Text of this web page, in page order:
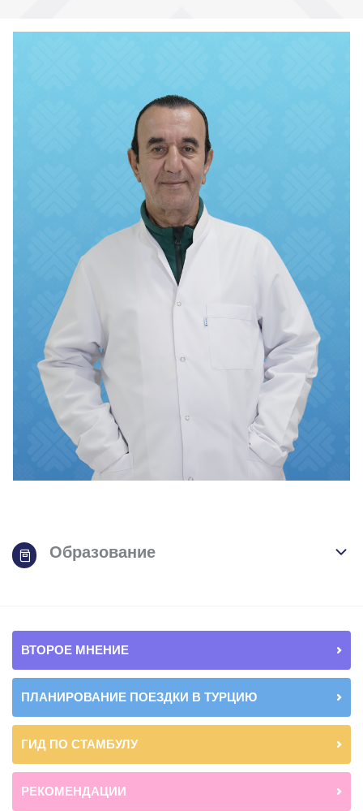
Образование
ВТОРОЕ МНЕНИЕ
ПЛАНИРОВАНИЕ ПОЕЗДКИ В ТУРЦИЮ
ГИД ПО СТАМБУЛУ
РЕКОМЕНДАЦИИ